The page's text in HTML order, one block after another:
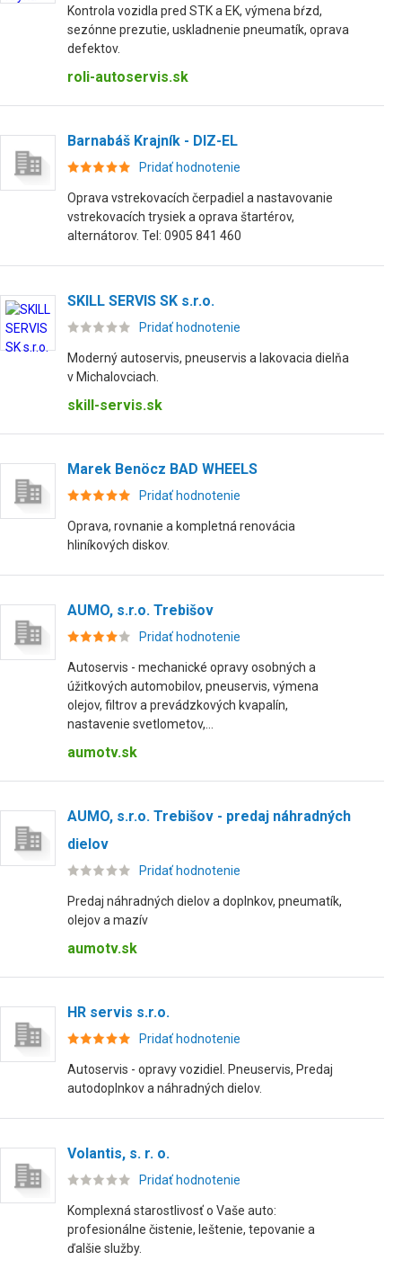
Kontrola vozidla pred STK a EK, výmena bŕzd,
sezónne prezutie, uskladnenie pneumatík, oprava
defektov.
roli-autoservis.sk
Barnabáš Krajník - DIZ-EL
Pridať hodnotenie
Oprava vstrekovacích čerpadiel a nastavovanie
vstrekovacích trysiek a oprava štartérov,
alternátorov. Tel: 0905 841 460
SKILL SERVIS SK s.r.o.
Pridať hodnotenie
Moderný autoservis, pneuservis a lakovacia dielňa
v Michalovciach.
skill-servis.sk
Marek Benöcz BAD WHEELS
Pridať hodnotenie
Oprava, rovnanie a kompletná renovácia
hliníkových diskov.
AUMO, s.r.o. Trebišov
Pridať hodnotenie
Autoservis - mechanické opravy osobných a
úžitkových automobilov, pneuservis, výmena
olejov, filtrov a prevádzkových kvapalín,
nastavenie svetlometov,...
aumotv.sk
AUMO, s.r.o. Trebišov - predaj náhradných
dielov
Pridať hodnotenie
Predaj náhradných dielov a doplnkov, pneumatík,
olejov a mazív
aumotv.sk
HR servis s.r.o.
Pridať hodnotenie
Autoservis - opravy vozidiel. Pneuservis, Predaj
autodoplnkov a náhradných dielov.
Volantis, s. r. o.
Pridať hodnotenie
Komplexná starostlivosť o Vaše auto:
profesionálne čistenie, leštenie, tepovanie a
ďalšie služby.